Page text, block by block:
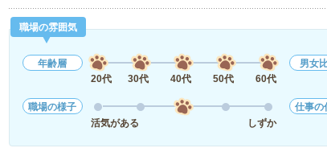
職場の雰囲気
年齢層
20代
30代 40代 50代 60代
男女
職場の様子
活気がある
しずか
仕事の